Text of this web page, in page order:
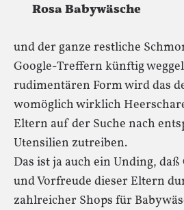
Rosa Baby­wä­sche
und der ganze restliche
Google-Treffern künftig
rudimentären Form wird das
womöglich wirklich
Eltern auf der Suche nach
Utensilien zutreiben.
Das ist ja auch ein Unding,
und Vorfreude dieser Eltern
zahlreicher Shops für